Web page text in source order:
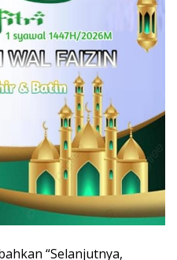
“Selanjutnya,